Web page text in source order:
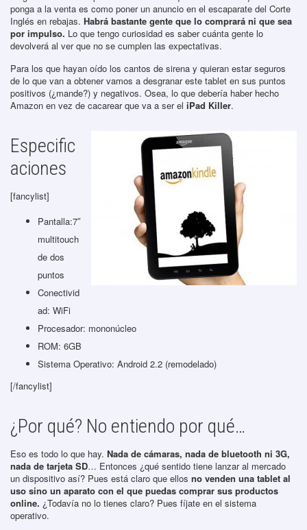
ponga a la venta es como poner un anuncio en el escaparate del Corte
Inglés en rebajas. Habrá bastante gente que lo comprará ni que sea
por impulso. Lo que tengo curiosidad es saber cuánta gente lo
devolverá al ver que no se cumplen las expectativas.
Para los que hayan oído los cantos de sirena y quieran estar seguros
de lo que van a obtener vamos a desgranar este tablet en sus puntos
positivos (¿mande?) y negativos. Osea, lo que debería haber hecho
Amazon en vez de cacarear que va a ser el iPad Killer.
Especific
aciones
[fancylist]
Pantalla:7″
multitouch
de dos
puntos
Conectivid
ad: WiFi
Procesador: mononúcleo
ROM: 6GB
Sistema Operativo: Android 2.2 (remodelado)
[/fancylist]
¿Por qué? No entiendo por qué…
Eso es todo lo que hay. Nada de cámaras, nada de bluetooth ni 3G,
nada de tarjeta SD… Entonces ¿qué sentido tiene lanzar al mercado
un dispositivo así? Pues está claro que ellos no venden una tablet al
uso sino un aparato con el que puedas comprar sus productos
online. ¿Todavía no lo tienes claro? Pues fíjate en el sistema
operativo.